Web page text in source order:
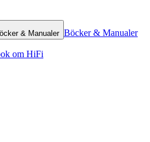
& Manualer Böcker & Manualer
om HiFi